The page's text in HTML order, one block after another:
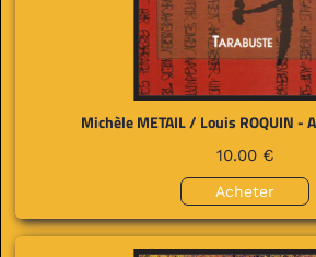
Michèle METAIL / Louis ROQUIN -
10.00 €
Acheter